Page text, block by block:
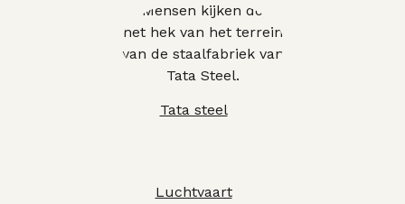
Tata steel
Luchtvaart